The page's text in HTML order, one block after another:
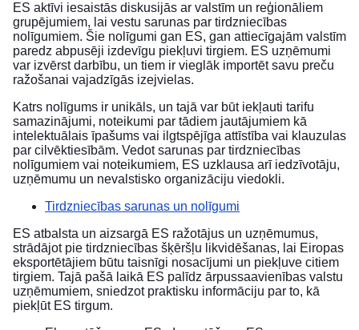
ES aktīvi iesaistās diskusijās ar valstīm un reģionāliem
grupējumiem, lai vestu sarunas par tirdzniecības
nolīgumiem. Šie nolīgumi gan ES, gan attiecīgajām valstīm
paredz abpusēji izdevīgu piekļuvi tirgiem. ES uzņēmumi
var izvērst darbību, un tiem ir vieglāk importēt savu preču
ražošanai vajadzīgās izejvielas.
Katrs nolīgums ir unikāls, un tajā var būt iekļauti tarifu
samazinājumi, noteikumi par tādiem jautājumiem kā
intelektuālais īpašums vai ilgtspējīga attīstība vai klauzulas
par cilvēktiesībām. Vedot sarunas par tirdzniecības
nolīgumiem vai noteikumiem, ES uzklausa arī iedzīvotāju,
uzņēmumu un nevalstisko organizāciju viedokli.
Tirdzniecības sarunas un nolīgumi
ES atbalsta un aizsargā ES ražotājus un uzņēmumus,
strādājot pie tirdzniecības šķēršļu likvidēšanas, lai Eiropas
eksportētājiem būtu taisnīgi nosacījumi un piekļuve citiem
tirgiem. Tajā pašā laikā ES palīdz ārpussaavienības valstu
uzņēmumiem, sniedzot praktisku informāciju par to, kā
piekļūt ES tirgum.